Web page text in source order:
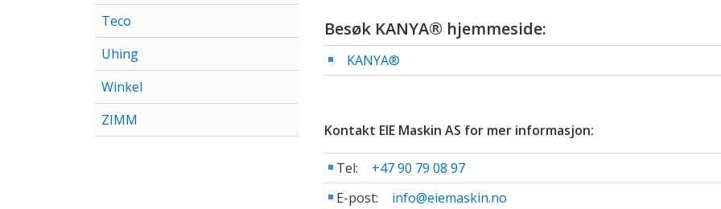
Teco
Uhing
Winkel
ZIMM
Besøk KANYA® hjemmeside:
KANYA®
Kontakt EIE Maskin AS for mer informasjon:
Tel:
+47 90 79 08 97
E-post:
info@eiemaskin.no